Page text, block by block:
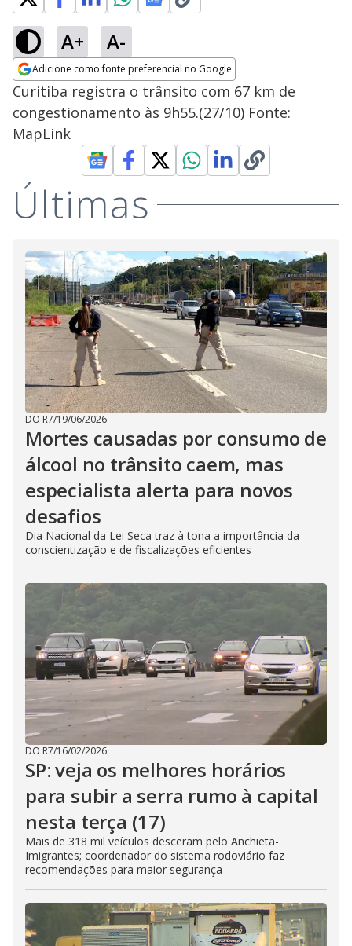
A+ A-
Adicione como fonte preferencial no Google
Opens in new window
Curitiba registra o trânsito com 67 km de
congestionamento às 9h55.(27/10) Fonte:
MapLink
Últimas
DO R7/19/06/2026
Mortes causadas por consumo de
álcool no trânsito caem, mas
especialista alerta para novos
desafios
Dia Nacional da Lei Seca traz à tona a importância da
conscientização e de fiscalizações eficientes
DO R7/16/02/2026
SP: veja os melhores horários
para subir a serra rumo à capital
nesta terça (17)
Mais de 318 mil veículos desceram pelo Anchieta-
Imigrantes; coordenador do sistema rodoviário faz
recomendações para maior segurança